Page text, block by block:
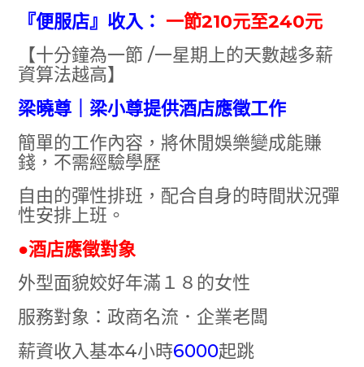
『便服店』 收入： 一節210元至240元
【十分鐘為一節 /一星期上的天數越多薪
資算法越高】
梁曉尊｜梁小尊提供酒店應徵工作
簡單的工作內容，將休閒娛樂變成能賺
錢，不需經驗學歷
自由的彈性排班，配合自身的時間狀況彈
性安排上班。
●酒店應徵對象
外型面貌姣好年滿１８的女性
服務對象：政商名流．企業老闆
薪資收入基本4小時6000起跳